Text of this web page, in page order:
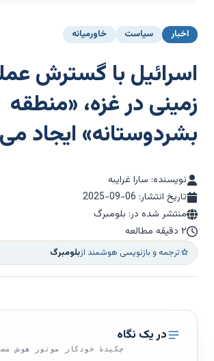
اخبار سیاست خاورمیانه
اسرائیل با گسترش
زمینی در غزه، «منطقه
بشردوستانه» ایجاد
نویسنده: سارا غرایبه
تاریخ انتشار: 2025-09-06
منتشر شده در: بلومبرگ
۲ دقیقه مطالعه
ترجمه و بازنویسی هوشمند ازبلومبرگ
در یک نگاه
چکیدهٔ خودکار موتور هوش